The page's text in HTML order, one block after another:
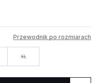
Przewodnik po rozmiarach
XL